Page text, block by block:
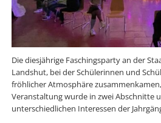
Die diesjährige Faschingsparty an der
Landshut, bei der Schülerinnen und
fröhlicher Atmosphäre
Veranstaltung wurde in zwei Abschnitte
unterschiedlichen Interessen der